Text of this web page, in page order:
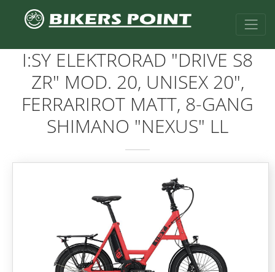
I:SY ELEKTRORAD "DRIVE S8
ZR" MOD. 20, UNISEX 20",
FERRARIROT MATT, 8-GANG
SHIMANO "NEXUS" LL